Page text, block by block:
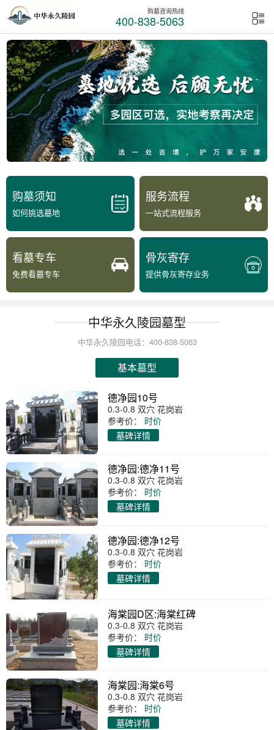
购墓咨询热线
400-838-5063
购墓须知
如何挑选墓地
服务流程
一站式流程服务
看墓专车
免费看墓专车
骨灰寄存
提供骨灰寄存业务
中华永久陵园墓型
中华永久陵园电话：400-838-5063
基本墓型
德净园10号
0.3-0.8 双穴 花岗岩
参考价：
时价
墓碑详情
德净园:德净11号
0.3-0.8 双穴 花岗岩
参考价：
时价
墓碑详情
德净园:德净12号
0.3-0.8 双穴 花岗岩
参考价：
时价
墓碑详情
海棠园D区:海棠红碑
0.3-0.8 双穴 花岗岩
参考价：
时价
墓碑详情
海棠园:海棠6号
0.3-0.8 双穴 花岗岩
参考价：
时价
墓碑详情